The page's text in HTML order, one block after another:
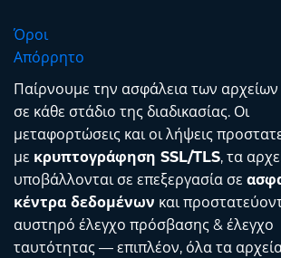
Όροι
Απόρρητο
Παίρνουμε την ασφάλεια των
σε κάθε στάδιο της διαδικασίας. Οι
μεταφορτώσεις και οι λήψεις
με κρυπτογράφηση SSL/TLS, τα
υποβάλλονται σε επεξεργασία σε
κέντρα δεδομένων και
αυστηρό έλεγχο πρόσβασης & έλεγχο
ταυτότητας — επιπλέον, όλα τα